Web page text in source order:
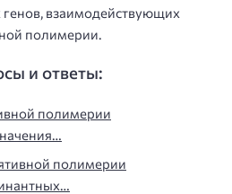
генов, взаимодействующих
полимерии.
и ответы:
полимерии
полимерии